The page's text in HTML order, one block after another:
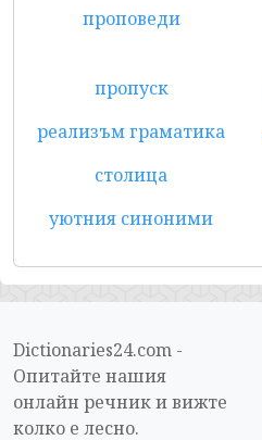
проповеди
пропуск
реализъм граматика
столица
уютния синоними
Dictionaries24.com -
Опитайте нашия
онлайн речник и вижте
колко е лесно.